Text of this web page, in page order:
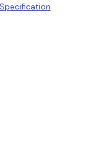
Specification